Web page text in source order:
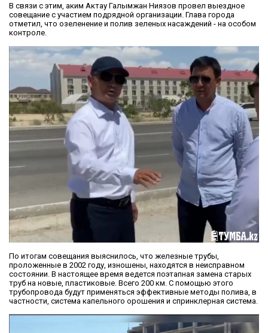
В связи с этим, аким Актау Галымжан Ниязов провел выездное
совещание с участием подрядной организации. Глава города
отметил, что озеленение и полив зеленых насаждений - на особом
контроле.
По итогам совещания выяснилось, что железные трубы,
проложенные в 2002 году, изношены, находятся в неисправном
состоянии. В настоящее время ведется поэтапная замена старых
труб на новые, пластиковые. Всего 200 км. С помощью этого
трубопровода будут применяться эффективные методы полива, в
частности, система капельного орошения и спринклерная система.